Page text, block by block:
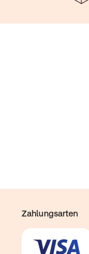
Zahlungsarten